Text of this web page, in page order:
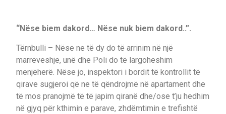
“Nëse biem dakord… Nëse nuk biem dakord..”.
Tërnbulli – Nëse ne të dy do të arrinim në një
marrëveshje, unë dhe Poli do të largoheshim
menjëherë. Nëse jo, inspektori i bordit të kontrollit të
qirave sugjeroi që ne të qëndrojmë në apartament dhe
të mos pranojmë të të japim qiranë dhe/ose t’ju hedhim
në gjyq për kthimin e parave, zhdëmtimin e trefishtë